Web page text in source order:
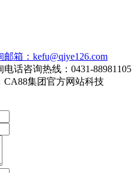
邮箱：kefu@qiye126.com
咨询热线：0431-88981105
CA88集团官方网站科技